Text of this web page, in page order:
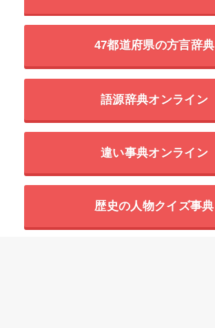
47都道府県の方言辞典
語源辞典オンライン
違い事典オンライン
歴史の人物クイズ事典